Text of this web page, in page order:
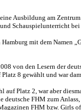
Ausbildung am
Schauspielunterricht
mit dem Namen
von den Lesern der
8 gewählt und war
auf Platz 2, war aber
deutsche FHM zum
FHM bzw. Girls